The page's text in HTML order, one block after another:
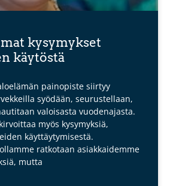
kysymykset
käytöstä
painopiste siirtyy
syödään, seurustellaan,
valoisasta vuodenajasta.
myös kysymyksiä,
käyttäytymisestä.
ratkotaan asiakkaidemme
mutta